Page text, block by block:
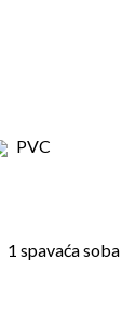
PVC
1 spavaća soba